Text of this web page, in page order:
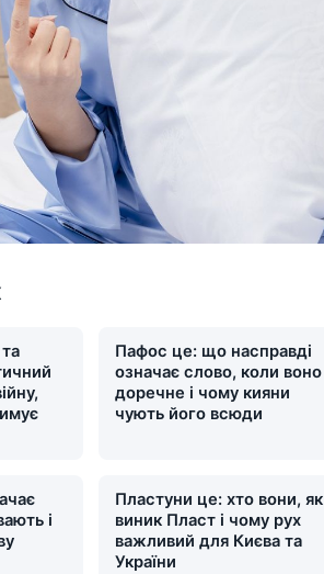
Пафос це: що насправді
означає слово, коли воно
доречне і чому кияни
чують його всюди
і
Пластуни це: хто вони, як
виник Пласт і чому рух
важливий для Києва та
України